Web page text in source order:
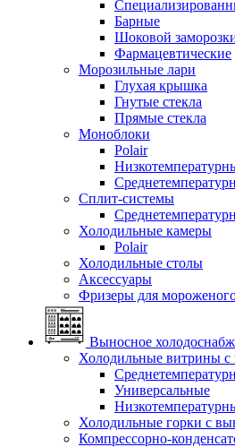
Барные
Шоковой
Фармацевтические
Морозильные лари
Глухая крышка
Гнутые стекла
Прямые стекла
Моноблоки
Polair
Сплит-системы
Холодильные камеры
Polair
Холодильные столы
Аксессуары
Фризеры для
Выносное
Холодильные витрины с
Универсальные
Холодильные горки с
Компрессорно-